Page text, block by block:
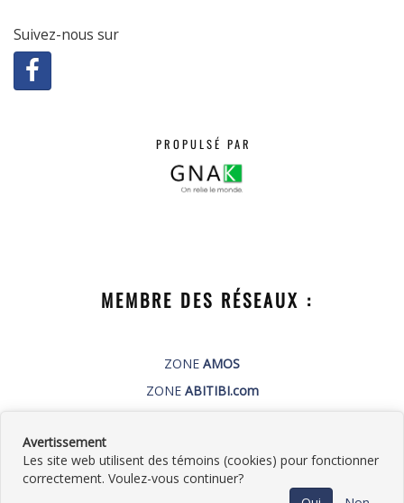
Suivez-nous sur
PROPULSÉ PAR
MEMBRE DES RÉSEAUX :
ZONE AMOS
ZONE ABITIBI.com
Contactez-
Avertissement
Les site web utilisent des témoins (cookies) pour fonctionner
correctement. Voulez-vous continuer?